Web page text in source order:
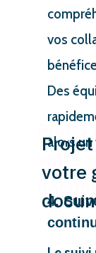
votre
vos
Des
alors un
4.